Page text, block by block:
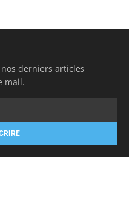
derniers articles
mail.